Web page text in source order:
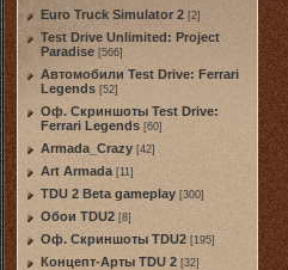
Euro Truck Simulator 2 [2]
Test Drive Unlimited: Project
Paradise [566]
Автомобили Test Drive: Ferrari
Legends [52]
Оф. Скриншоты Test Drive:
Ferrari Legends [60]
Armada_Crazy [42]
Art Armada [11]
TDU 2 Beta gameplay [300]
Обои TDU2 [8]
Оф. Скриншоты TDU2 [195]
Концепт-Арты TDU 2 [32]